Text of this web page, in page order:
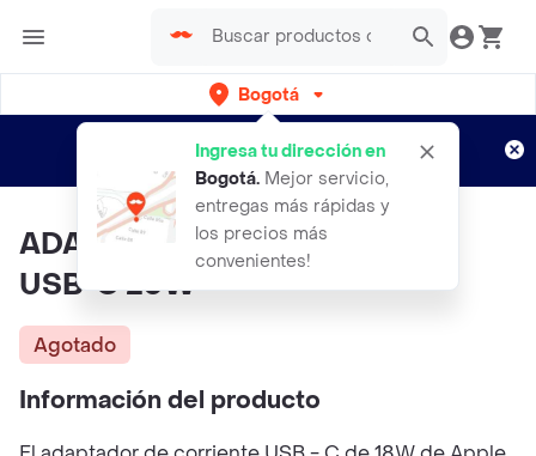
Bogotá
Ingresa tu dirección en
Bogotá. Mejor servicio,
entregas más rápidas y
los precios más
convenientes!
envíos gratis por semanas
Aplican TyC
ADAPTADOR DE CORRIENTE
USB-C 20W
Agotado
Información del producto